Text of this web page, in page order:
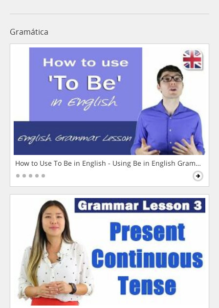
Gramática
How to Use To Be in English - Using Be in English Grammar